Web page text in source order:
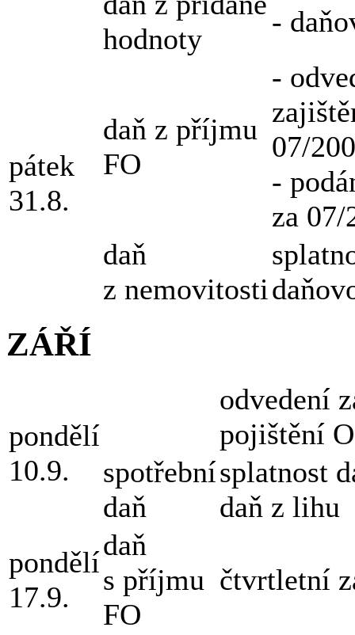
hodnoty
-
pátek
31.8.
daň z příjmu
FO
-
07/
-
za 07/
daň
z nemovitosti
ZÁŘÍ
pondělí
10.9.
odvedení
pojištění
spotřební
daň
splatnost
daň z lihu
pondělí
17.9.
daň
s příjmu
FO
čtvrtletní